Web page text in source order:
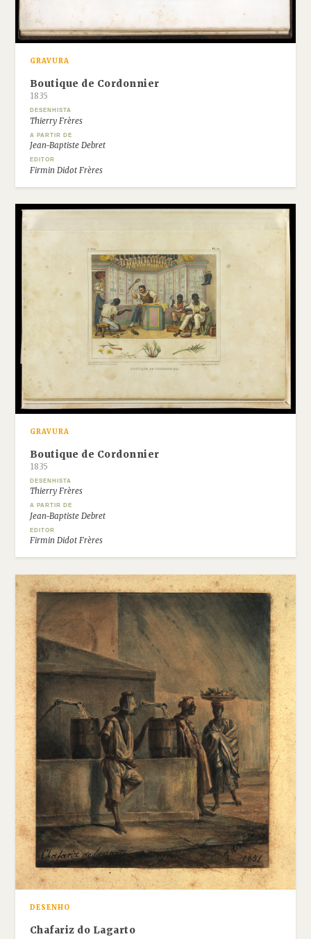
GRAVURA
Boutique de Cordonnier
1835
DESENHISTA
Thierry Frères
A PARTIR DE
Jean-Baptiste Debret
EDITOR
Firmin Didot Frères
GRAVURA
Boutique de Cordonnier
1835
DESENHISTA
Thierry Frères
A PARTIR DE
Jean-Baptiste Debret
EDITOR
Firmin Didot Frères
DESENHO
Chafariz do Lagarto